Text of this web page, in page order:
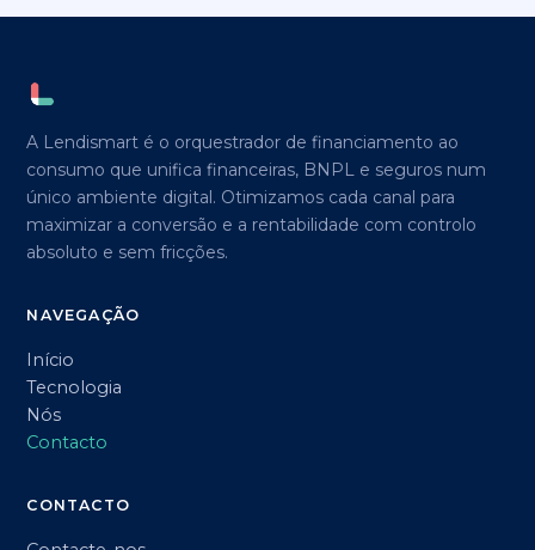
A Lendismart é o orquestrador de financiamento ao
consumo que unifica financeiras, BNPL e seguros num
único ambiente digital. Otimizamos cada canal para
maximizar a conversão e a rentabilidade com controlo
absoluto e sem fricções.
NAVEGAÇÃO
Início
Tecnologia
Nós
Contacto
CONTACTO